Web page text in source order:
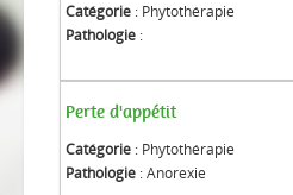
Catégorie : Phytothérapie
Pathologie :
Perte d'appétit
Catégorie : Phytothérapie
Pathologie : Anorexie